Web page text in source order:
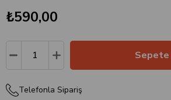
₺590,00
Telefonla Sipariş